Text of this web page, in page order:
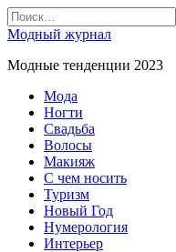
Перейти
к
содержанию
Search
for:
Модный журнал
Модные тенденции 2023
Мода
Ногти
Свадьба
Волосы
Макияж
С чем носить
Туризм
Новый Год
Нумерология
Интерьер